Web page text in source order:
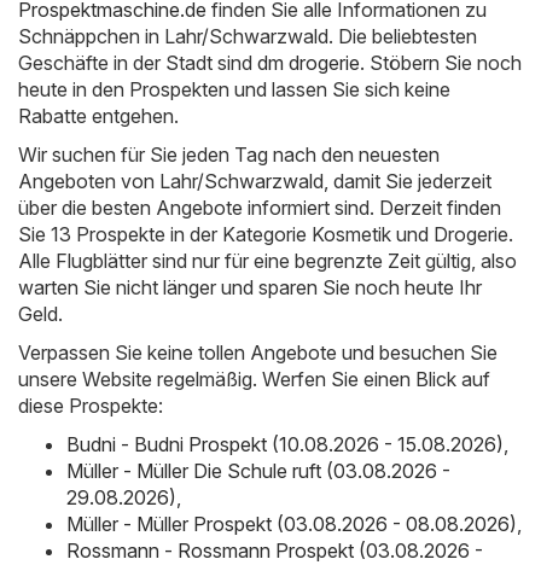
Prospektmaschine.de finden Sie alle Informationen zu
Schnäppchen in Lahr/Schwarzwald. Die beliebtesten
Geschäfte in der Stadt sind dm drogerie. Stöbern Sie noch
heute in den Prospekten und lassen Sie sich keine
Rabatte entgehen.
Wir suchen für Sie jeden Tag nach den neuesten
Angeboten von Lahr/Schwarzwald, damit Sie jederzeit
über die besten Angebote informiert sind. Derzeit finden
Sie 13 Prospekte in der Kategorie Kosmetik und Drogerie.
Alle Flugblätter sind nur für eine begrenzte Zeit gültig, also
warten Sie nicht länger und sparen Sie noch heute Ihr
Geld.
Verpassen Sie keine tollen Angebote und besuchen Sie
unsere Website regelmäßig. Werfen Sie einen Blick auf
diese Prospekte:
Budni - Budni Prospekt (10.08.2026 - 15.08.2026),
Müller - Müller Die Schule ruft (03.08.2026 -
29.08.2026),
Müller - Müller Prospekt (03.08.2026 - 08.08.2026),
Rossmann - Rossmann Prospekt (03.08.2026 -